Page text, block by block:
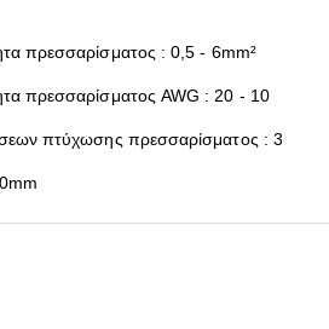
πρεσσαρίσματος : 0,5 - 6mm²
πρεσσαρίσματος AWG : 20 - 10
πτύχωσης πρεσσαρίσματος : 3